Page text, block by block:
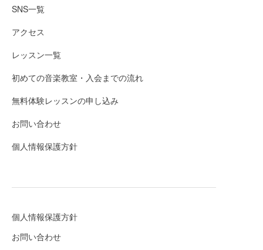
SNS一覧
アクセス
レッスン一覧
初めての音楽教室・入会までの流れ
無料体験レッスンの申し込み
お問い合わせ
個人情報保護方針
個人情報保護方針
お問い合わせ